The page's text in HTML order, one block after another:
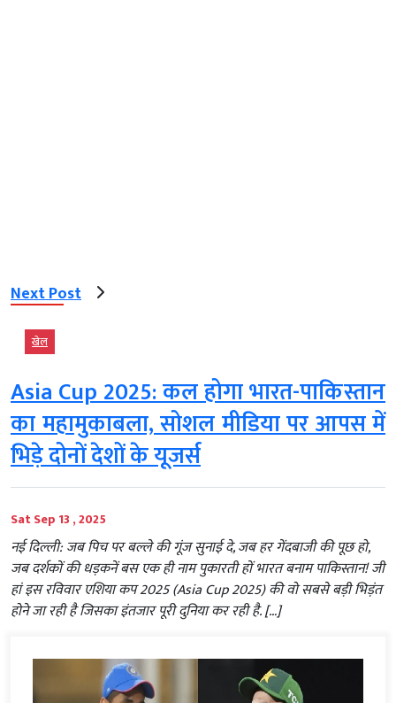
Next Post
खेल
Asia Cup 2025: कल होगा भारत-पाकिस्तान
का महामुकाबला, सोशल मीडिया पर आपस में
भिड़े दोनों देशों के यूजर्स
Sat Sep 13 , 2025
नई दिल्ली: जब पिच पर बल्ले की गूंज सुनाई दे, जब हर गेंदबाजी की पूछ हो,
जब दर्शकों की धड़कनें बस एक ही नाम पुकारती हों भारत बनाम पाकिस्तान! जी
हां इस रविवार एशिया कप 2025 (Asia Cup 2025) की वो सबसे बड़ी भिड़ंत
होने जा रही है जिसका इंतजार पूरी दुनिया कर रही है. […]